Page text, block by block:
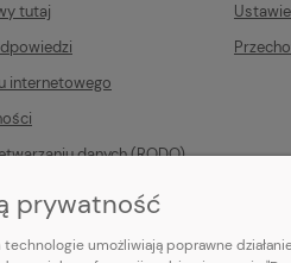
tutaj
internetowego
danych (RODO)
prywatność
umożliwiają poprawne